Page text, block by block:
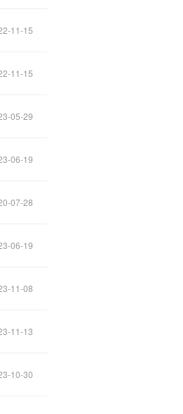
11-15
11-15
05-29
06-19
07-28
06-19
11-08
11-13
10-30